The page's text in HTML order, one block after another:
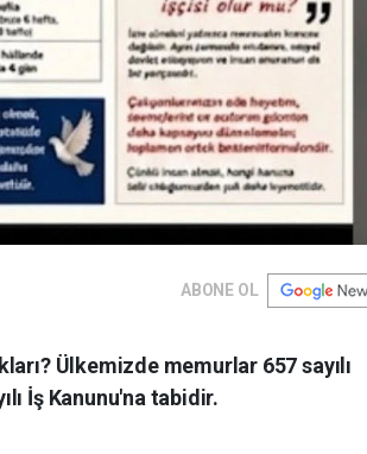
ABONE OL
Ülkemizde memurlar 657 sayılı
İş Kanunu'na tabidir.